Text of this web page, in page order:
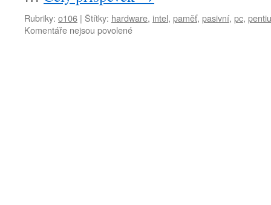
Rubriky: o106 | Štítky: hardware, intel, paměť, pasivní, pc,
Komentáře nejsou povolenéu